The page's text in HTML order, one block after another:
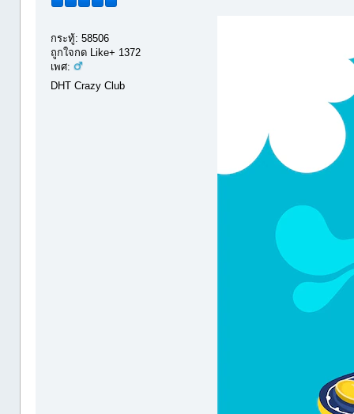
กระทู้: 58506
ถูกใจกด Like+ 1372
เพศ:
DHT Crazy Club